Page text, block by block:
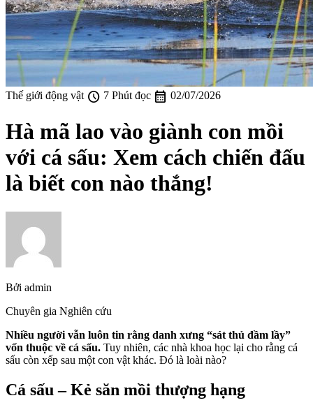
Thế giới động vật schedule 7 Phút đọc calendar_month 02/07/2026
Hà mã lao vào giành con mồi
với cá sấu: Xem cách chiến đấu
là biết con nào thắng!
Bởi admin
Chuyên gia Nghiên cứu
Nhiều người vẫn luôn tin rằng danh xưng “sát thủ đầm lầy”
vốn thuộc về cá sấu. Tuy nhiên, các nhà khoa học lại cho rằng cá
sấu còn xếp sau một con vật khác. Đó là loài nào?
Cá sấu – Kẻ săn mồi thượng hạng